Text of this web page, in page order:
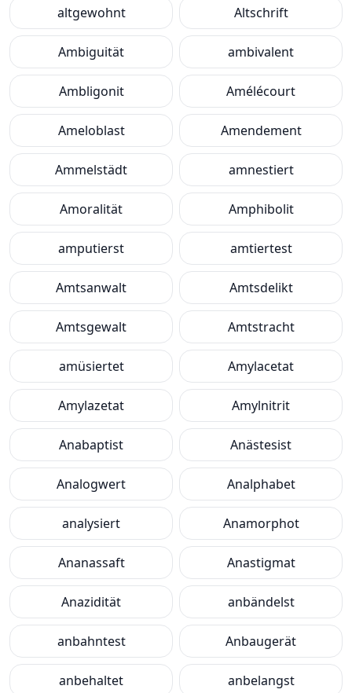
altgewohnt Altschrift
Ambiguität ambivalent
Ambligonit Amélécourt
Ameloblast Amendement
Ammelstädt amnestiert
Amoralität Amphibolit
amputierst amtiertest
Amtsanwalt Amtsdelikt
Amtsgewalt Amtstracht
amüsiertet Amylacetat
Amylazetat Amylnitrit
Anabaptist Anästesist
Analogwert Analphabet
analysiert Anamorphot
Ananassaft Anastigmat
Anazidität anbändelst
anbahntest Anbaugerät
anbehaltet anbelangst